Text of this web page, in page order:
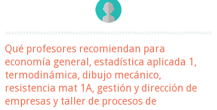
Qué profesores recomiendan para
economía general, estadística aplicada 1,
termodinámica, dibujo mecánico,
resistencia mat 1A, gestión y dirección de
empresas y taller de procesos de